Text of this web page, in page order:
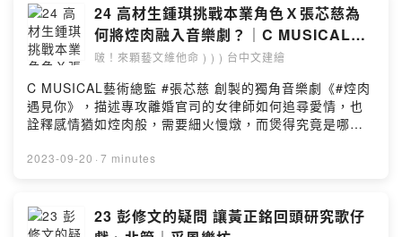
達馬蹄的草原以及台灣東岸之美，令人耳目一新。》想瞭
解更多曲目嗎？點擊下方連結喔。
https://reurl.cc/QZxNO0留言告訴我你對這一集的想法：
https://open.firstory.me/user/ckv2of5jg0nsi0818rn95
wm8d/comments業務合作：
ilove@home.com.twPowered by Firstory Hosting
24 高材生鍾琪挑戰本業角色Ｘ張芯慈為
何將焢肉融入音樂劇？｜C MUSICAL｜
焢肉遇見你｜陳品伶雙卡司
啵！來顆藝文維他命 ) ) ) 台中文建繪
C MUSICAL藝術總監 #張芯慈 創製的獨角音樂劇《#焢肉
遇見你》，描述專攻離婚官司的女律師如何追尋愛情，也
詮釋感情猶如焢肉般，需要細火慢燉，而煲得究竟是哪一
國際音樂劇節三項大獎，並授權北京音樂劇品牌「開心麻
日至 10 月 1 日，共五場。演出地點：台中國家歌劇院，
小劇場。｜原文閱讀｜https://reurl.cc/Y09Wo0留言告訴
2023-09-20 · 7 minutes
23 彭修文的疑問 讓黃正銘回頭研究歌仔